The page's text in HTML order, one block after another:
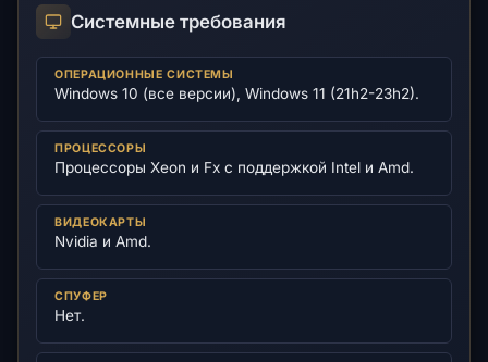
Системные требования
ОПЕРАЦИОННЫЕ СИСТЕМЫ
Windows 10 (все версии), Windows 11 (21h2-23h2).
ПРОЦЕССОРЫ
Процессоры Xeon и Fx с поддержкой Intel и Amd.
ВИДЕОКАРТЫ
Nvidia и Amd.
СПУФЕР
Нет.